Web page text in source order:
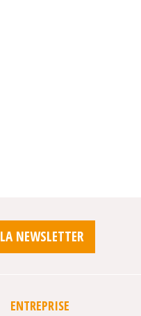
NEWSLETTER
ENTREPRISE